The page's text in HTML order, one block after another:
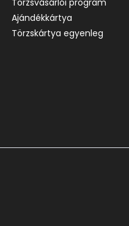
Ajándékkártya
Törzskártya egyenleg